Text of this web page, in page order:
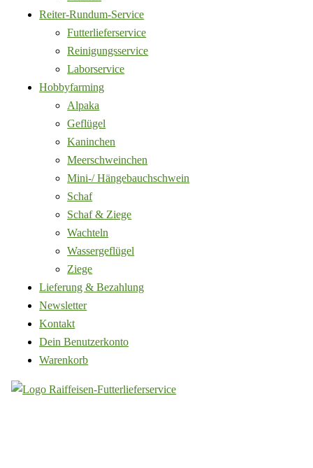
Reiter-Rundum-Service
Futterlieferservice
Reinigungsservice
Laborservice
Hobbyfarming
Alpaka
Geflügel
Kaninchen
Meerschweinchen
Mini-/ Hängebauchschwein
Schaf
Schaf & Ziege
Wachteln
Wassergeflügel
Ziege
Lieferung & Bezahlung
Newsletter
Kontakt
Dein Benutzerkonto
Warenkorb